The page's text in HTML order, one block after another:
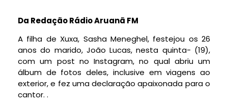
Da Redação Rádio Aruanã FM
A filha de Xuxa, Sasha Meneghel, festejou os 26
anos do marido, João Lucas, nesta quinta- (19),
com um post no Instagram, no qual abriu um
álbum de fotos deles, inclusive em viagens ao
exterior, e fez uma declaração apaixonada para o
cantor. .